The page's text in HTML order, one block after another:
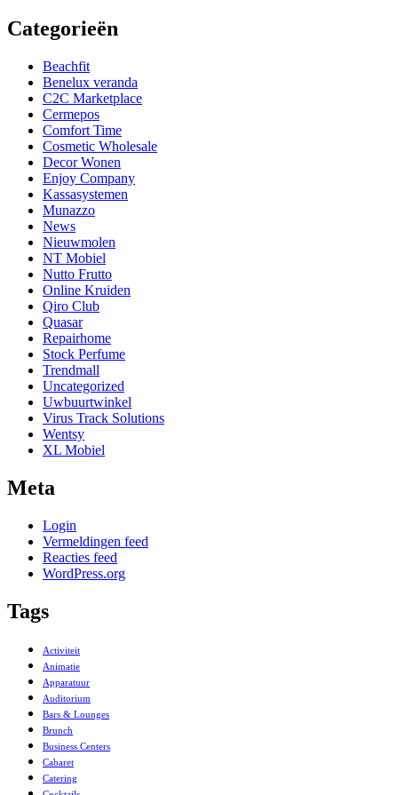
Categorieën
Beachfit
Benelux veranda
C2C Marketplace
Cermepos
Comfort Time
Cosmetic Wholesale
Decor Wonen
Enjoy Company
Kassasystemen
Munazzo
News
Nieuwmolen
NT Mobiel
Nutto Frutto
Online Kruiden
Qiro Club
Quasar
Repairhome
Stock Perfume
Trendmall
Uncategorized
Uwbuurtwinkel
Virus Track Solutions
Wentsy
XL Mobiel
Meta
Login
Vermeldingen feed
Reacties feed
WordPress.org
Tags
Activiteit
Animatie
Apparatuur
Auditorium
Bars & Lounges
Brunch
Business Centers
Cabaret
Catering